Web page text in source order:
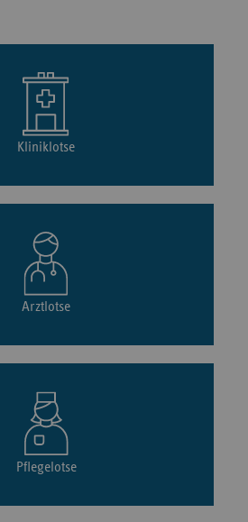
Kliniklotse
Arztlotse
Pflegelotse